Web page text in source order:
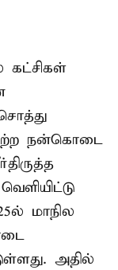
நன்கொடை
மாநில
அதில்